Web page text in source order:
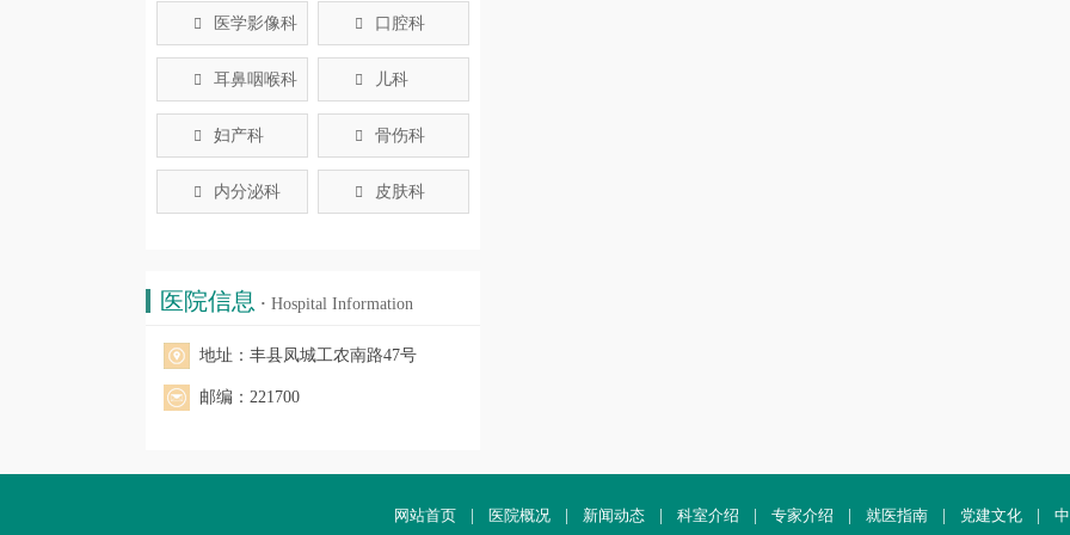
 医学影像科  口腔科
 耳鼻咽喉科  儿科
 妇产科  骨伤科
 内分泌科  皮肤科
医院信息 · Hospital Information
地址：丰县凤城工农南路47号
邮编：221700
网站首页 医院概况 新闻动态 科室介绍 专家介绍 就医指南 党建文化